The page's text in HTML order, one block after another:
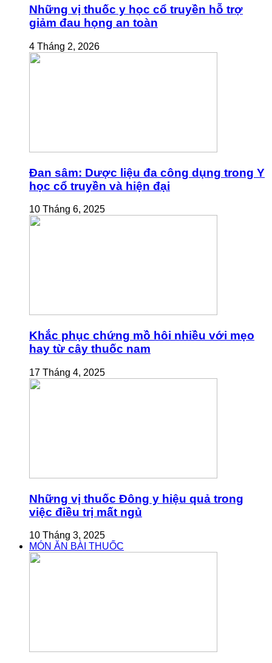
Những vị thuốc y học cổ truyền hỗ trợ
giảm đau họng an toàn
4 Tháng 2, 2026
Đan sâm: Dược liệu đa công dụng trong Y
học cổ truyền và hiện đại
10 Tháng 6, 2025
Khắc phục chứng mồ hôi nhiều với mẹo
hay từ cây thuốc nam
17 Tháng 4, 2025
Những vị thuốc Đông y hiệu quả trong
việc điều trị mất ngủ
10 Tháng 3, 2025
MÓN ĂN BÀI THUỐC